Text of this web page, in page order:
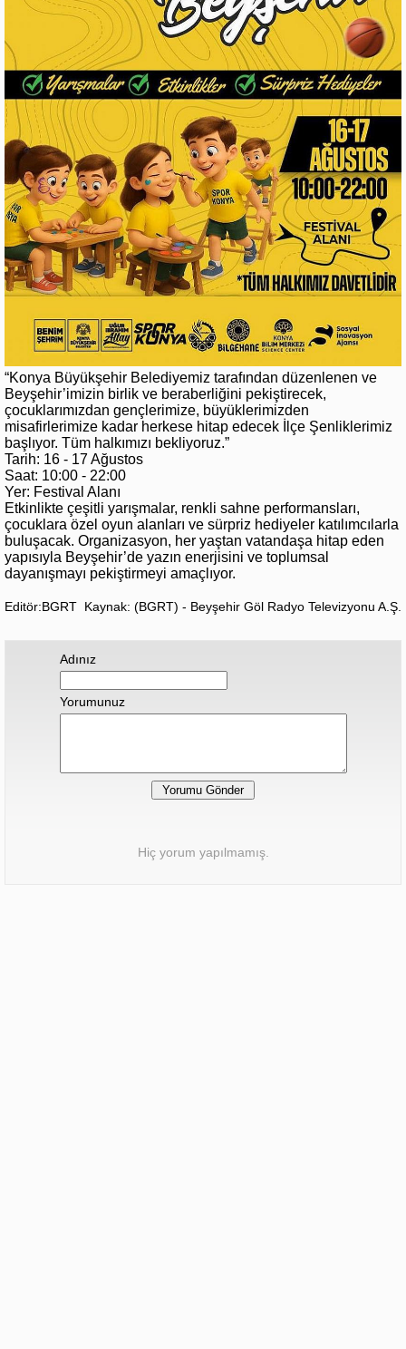
“Konya Büyükşehir Belediyemiz tarafından düzenlenen ve
Beyşehir’imizin birlik ve beraberliğini pekiştirecek,
çocuklarımızdan gençlerimize, büyüklerimizden
misafirlerimize kadar herkese hitap edecek İlçe Şenliklerimiz
başlıyor. Tüm halkımızı bekliyoruz.”
Tarih: 16 - 17 Ağustos
Saat: 10:00 - 22:00
Yer: Festival Alanı
Etkinlikte çeşitli yarışmalar, renkli sahne performansları,
çocuklara özel oyun alanları ve sürpriz hediyeler katılımcılarla
buluşacak. Organizasyon, her yaştan vatandaşa hitap eden
yapısıyla Beyşehir’de yazın enerjisini ve toplumsal
dayanışmayı pekiştirmeyi amaçlıyor.
Editör:BGRT Kaynak: (BGRT) - Beyşehir Göl Radyo Televizyonu A.Ş.
Adınız
Yorumunuz
Hiç yorum yapılmamış.